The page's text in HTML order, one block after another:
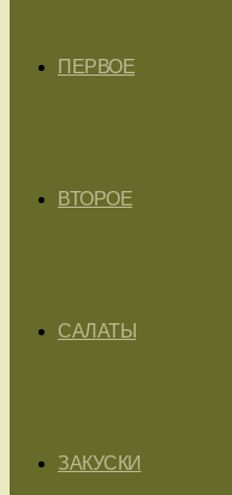
ПЕРВОЕ
ВТОРОЕ
САЛАТЫ
ЗАКУСКИ